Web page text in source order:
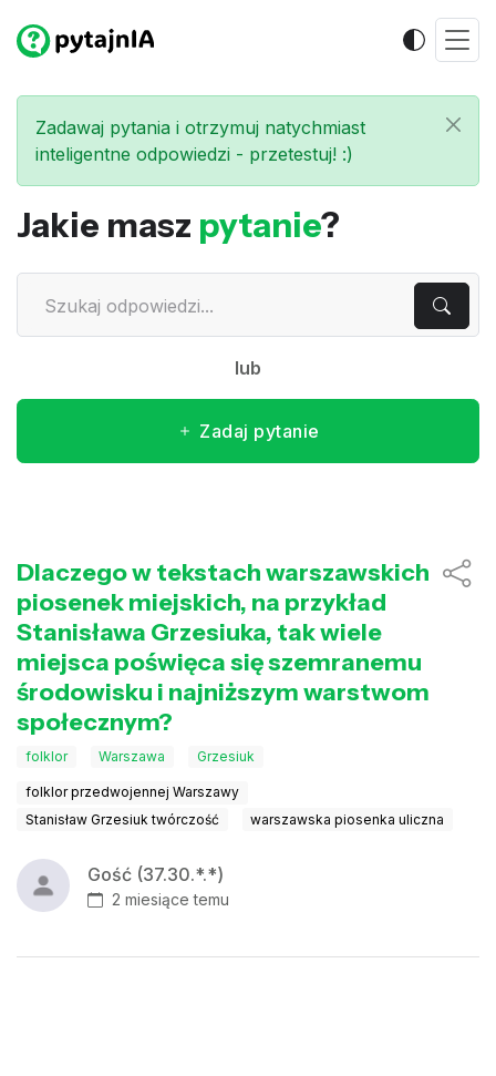
Zadawaj pytania i otrzymuj natychmiast
inteligentne odpowiedzi - przetestuj! :)
Jakie masz pytanie?
lub
Zadaj pytanie
Dlaczego w tekstach warszawskich
piosenek miejskich, na przykład
Stanisława Grzesiuka, tak wiele
miejsca poświęca się szemranemu
środowisku i najniższym warstwom
społecznym?
folklor Warszawa Grzesiuk
folklor przedwojennej Warszawy
Stanisław Grzesiuk twórczość
warszawska piosenka uliczna
Gość (37.30.*.*)
2 miesiące temu